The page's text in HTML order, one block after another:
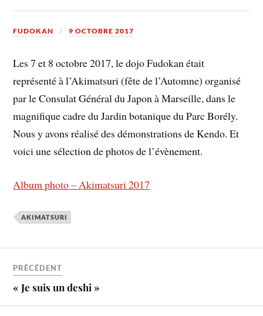
FUDOKAN 9 OCTOBRE 2017
Les 7 et 8 octobre 2017, le dojo Fudokan était
représenté à l’Akimatsuri (fête de l’Automne) organisé
par le Consulat Général du Japon à Marseille, dans le
magnifique cadre du Jardin botanique du Parc Borély.
Nous y avons réalisé des démonstrations de Kendo. Et
voici une sélection de photos de l’évènement.
Album photo – Akimatsuri 2017
AKIMATSURI
PRÉCÉDENT
« Je suis un deshi »